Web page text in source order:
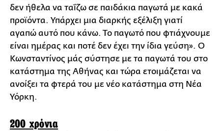
δεν ήθελα να ταΐζω σε παιδάκια παγωτά με κακά
προϊόντα. Υπάρχει μια διαρκής εξέλιξη γιατί
αγαπώ αυτό που κάνω. Το παγωτό που φτιάχνουμε
είναι ημέρας και ποτέ δεν έχει την ίδια γεύση». Ο
Κωνσταντίνος μάς σύστησε με τα παγωτά του στο
κατάστημα της Αθήνας και τώρα ετοιμάζεται να
ανοίξει τα φτερά του με νέο κατάστημα στη Νέα
Υόρκη.
200 χρόνια